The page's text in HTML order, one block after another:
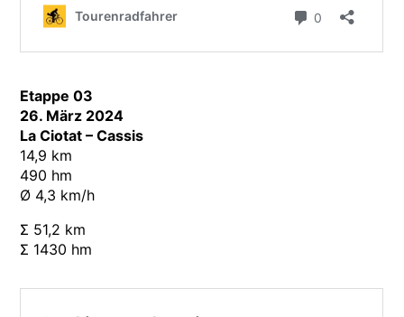
Etappe 03
26. März 2024
La Ciotat – Cassis
14,9 km
490 hm
Ø 4,3 km/h
Σ 51,2 km
Σ 1430 hm